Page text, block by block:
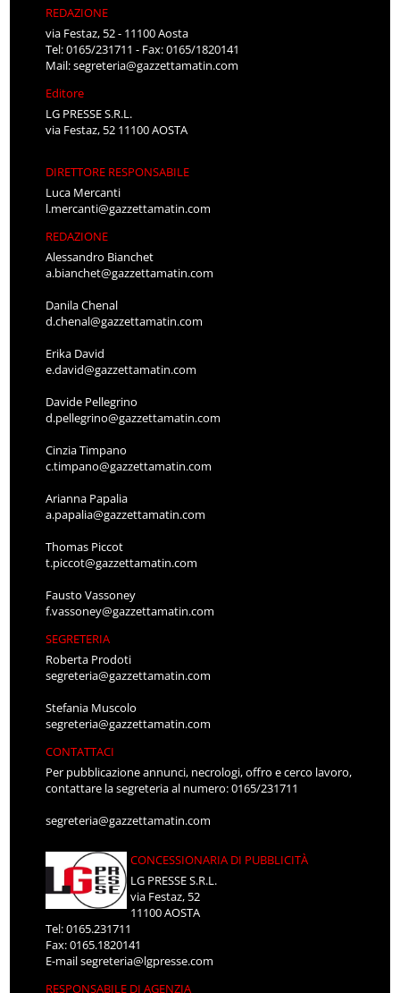
REDAZIONE
via Festaz, 52 - 11100 Aosta
Tel: 0165/231711 - Fax: 0165/1820141
Mail:segreteria@gazzettamatin.com
Editore
LG PRESSE S.R.L.
via Festaz, 52 11100 AOSTA
DIRETTORE RESPONSABILE
Luca Mercanti
l.mercanti@gazzettamatin.com
REDAZIONE
Alessandro Bianchet
a.bianchet@gazzettamatin.com
Danila Chenal
d.chenal@gazzettamatin.com
Erika David
e.david@gazzettamatin.com
Davide Pellegrino
d.pellegrino@gazzettamatin.com
Cinzia Timpano
c.timpano@gazzettamatin.com
Arianna Papalia
a.papalia@gazzettamatin.com
Thomas Piccot
t.piccot@gazzettamatin.com
Fausto Vassoney
f.vassoney@gazzettamatin.com
SEGRETERIA
Roberta Prodoti
segreteria@gazzettamatin.com
Stefania Muscolo
segreteria@gazzettamatin.com
CONTATTACI
Per pubblicazione annunci, necrologi, offro e cerco lavoro,
contattare la segreteria al numero: 0165/231711
segreteria@gazzettamatin.com
CONCESSIONARIA DI PUBBLICITÀ
LG PRESSE S.R.L.
via Festaz, 52
11100 AOSTA
Tel: 0165.231711
Fax: 0165.1820141
E-mailsegreteria@lgpresse.com
RESPONSABILE DI AGENZIA